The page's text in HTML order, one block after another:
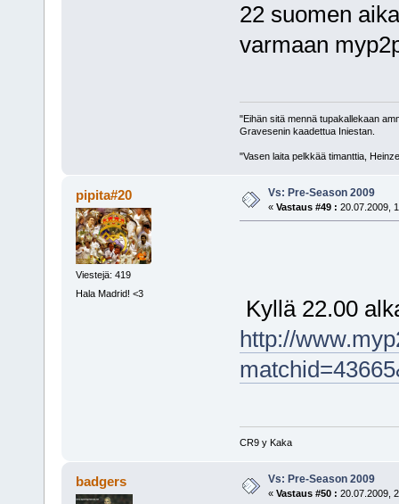
22 suomen
varmaan
"Eihän sitä mennä tupakallekaan
Gravesenin kaadettua Iniestan.
"Vasen laita pelkkää timanttia,
pipita#20
Viestejä: 419
Hala Madrid! <3
Vs: Pre-Season 2009
« Vastaus #49 : 20.07.2009,
Kyllä 22.00
http://
CR9 y Kaka
badgers Vs: Pre-Season 2009
« Vastaus #50 : 20.07.2009,